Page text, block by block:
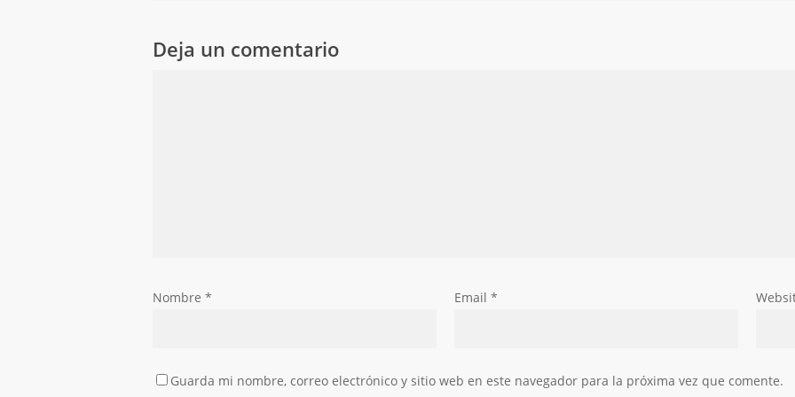
Deja un comentario
Nombre * Email *
Guarda mi nombre, correo electrónico y sitio web en este navegador para la próxima vez que comente.